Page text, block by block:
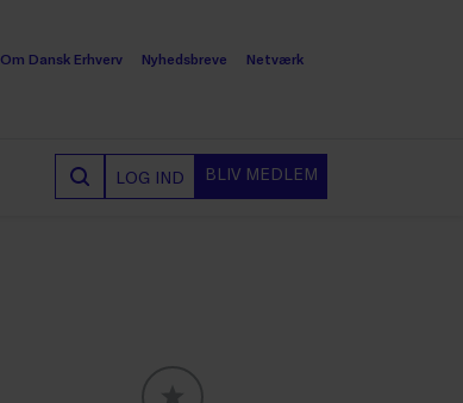
Om Dansk Erhverv Nyhedsbreve Netværk
LOG IND BLIV MEDLEM